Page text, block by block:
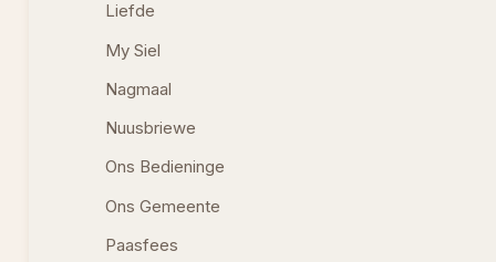
Liefde
My Siel
Nagmaal
Nuusbriewe
Ons Bedieninge
Ons Gemeente
Paasfees